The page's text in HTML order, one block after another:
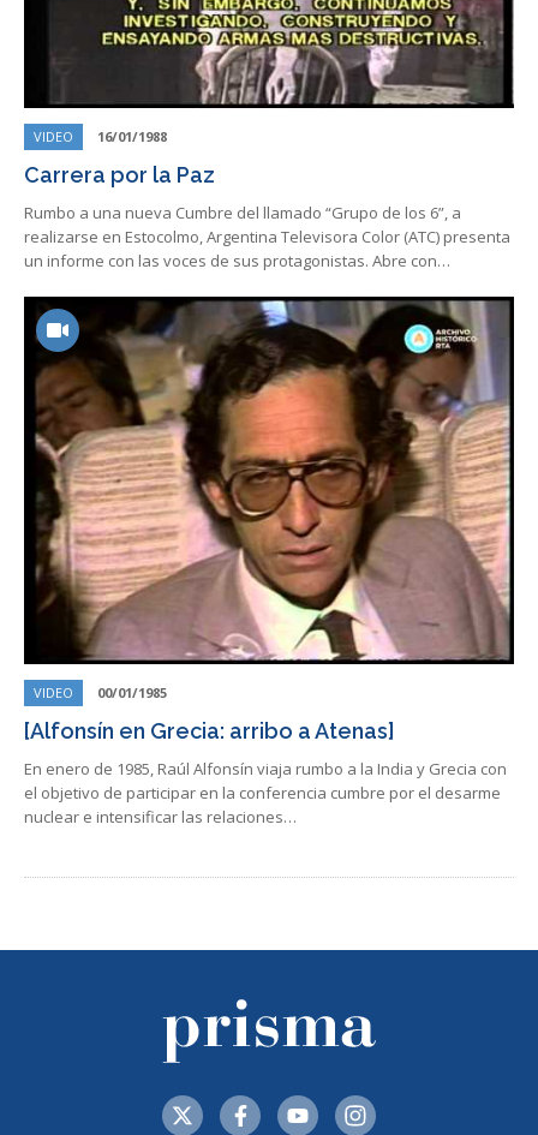
VIDEO 16/01/1988
Carrera por la Paz
Rumbo a una nueva Cumbre del llamado “Grupo de los 6”, a
realizarse en Estocolmo, Argentina Televisora Color (ATC) presenta
un informe con las voces de sus protagonistas. Abre con…
VIDEO 00/01/1985
[Alfonsín en Grecia: arribo a Atenas]
En enero de 1985, Raúl Alfonsín viaja rumbo a la India y Grecia con
el objetivo de participar en la conferencia cumbre por el desarme
nuclear e intensificar las relaciones…